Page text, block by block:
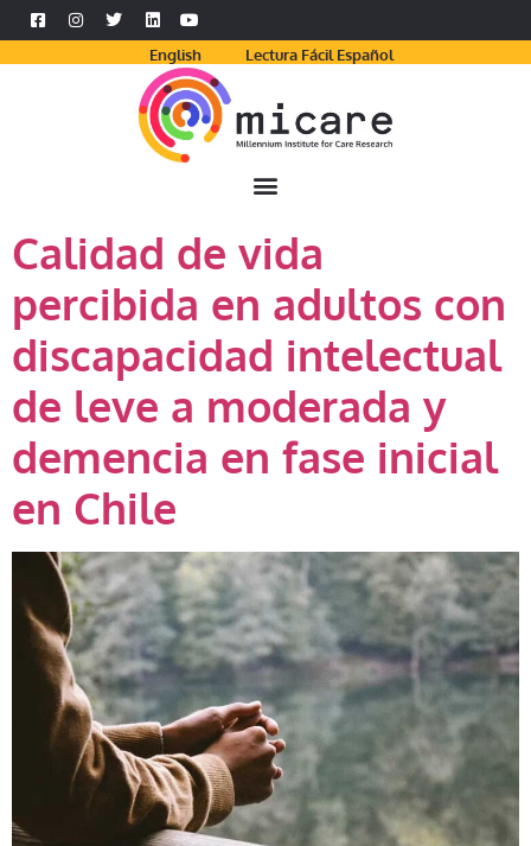
English Lectura Fácil Español
Calidad de vida
percibida en adultos con
discapacidad intelectual
de leve a moderada y
demencia en fase inicial
en Chile